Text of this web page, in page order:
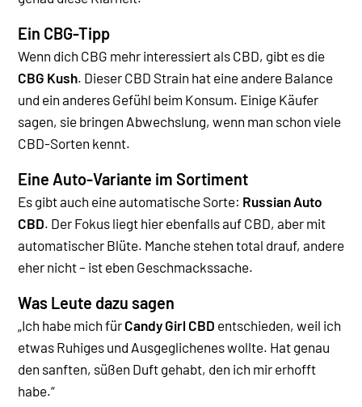
Ein CBG-Tipp
Wenn dich CBG mehr interessiert als CBD, gibt es die
CBG Kush. Dieser CBD Strain hat eine andere Balance
und ein anderes Gefühl beim Konsum. Einige Käufer
sagen, sie bringen Abwechslung, wenn man schon viele
CBD-Sorten kennt.
Eine Auto-Variante im Sortiment
Es gibt auch eine automatische Sorte: Russian Auto
CBD. Der Fokus liegt hier ebenfalls auf CBD, aber mit
automatischer Blüte. Manche stehen total drauf, andere
eher nicht – ist eben Geschmackssache.
Was Leute dazu sagen
„Ich habe mich für Candy Girl CBD entschieden, weil ich
etwas Ruhiges und Ausgeglichenes wollte. Hat genau
den sanften, süßen Duft gehabt, den ich mir erhofft
habe.“